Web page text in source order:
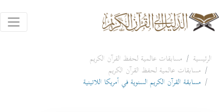
الرئيسية
مسابقات عالمية لحفظ القرآن الكريم
مسابقات عالمية لحفظ القرآن الكريم
مسابقة القرآن الكريم السنوية في أمريكا اللاتينية